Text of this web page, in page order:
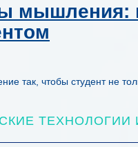
мышления:
так, чтобы студент не
ТЕХНОЛОГИИ